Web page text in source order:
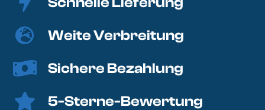
Weite Verbreitung
Sichere Bezahlung
5-Sterne-Bewertung